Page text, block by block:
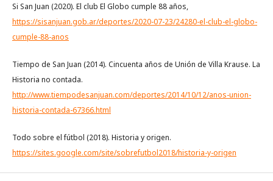
Si San Juan (2020). El club El Globo cumple 88 años,
https://sisanjuan.gob.ar/deportes/2020-07-23/24280-el-club-el-globo-
cumple-88-anos
Tiempo de San Juan (2014). Cincuenta años de Unión de Villa Krause. La
Historia no contada.
http://www.tiempodesanjuan.com/deportes/2014/10/12/anos-union-
historia-contada-67366.html
Todo sobre el fútbol (2018). Historia y origen.
https://sites.google.com/site/sobrefutbol2018/historia-y-origen